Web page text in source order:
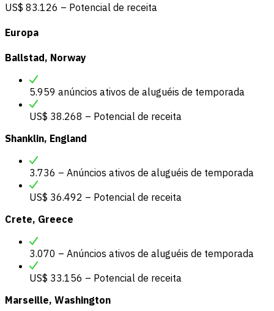
US$ 83.126 – Potencial de receita
Europa
Ballstad, Norway
5.959 anúncios ativos de aluguéis de temporada
US$ 38.268 – Potencial de receita
Shanklin, England
3.736 – Anúncios ativos de aluguéis de temporada
US$ 36.492 – Potencial de receita
Crete, Greece
3.070 – Anúncios ativos de aluguéis de temporada
US$ 33.156 – Potencial de receita
Marseille, Washington